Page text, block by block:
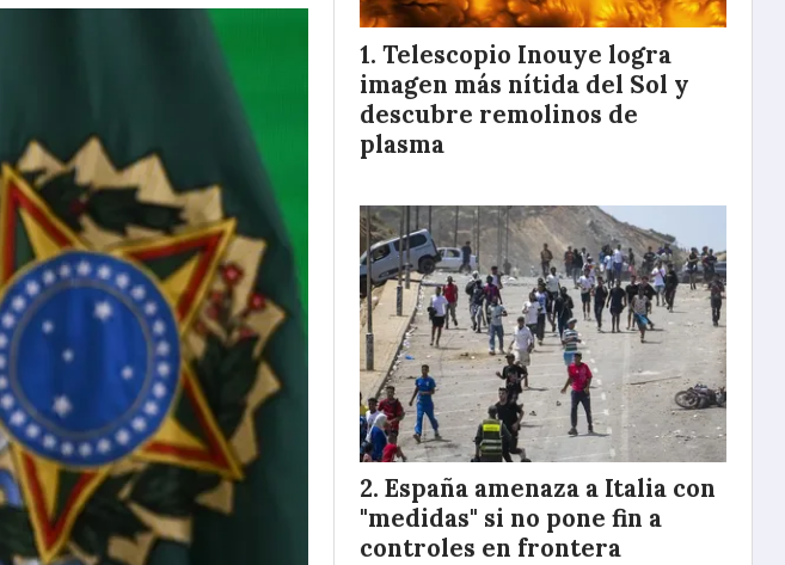
Telescopio Inouye logra
imagen más nítida del Sol y
descubre remolinos de
plasma
España amenaza a Italia con
"medidas" si no pone fin a
controles en frontera